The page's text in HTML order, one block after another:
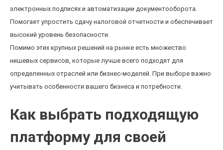
электронных подписях и автоматизации документооборота.
Помогает упростить сдачу налоговой отчетности и обеспечивает
высокий уровень безопасности.
Помимо этих крупных решений на рынке есть множество
нишевых сервисов, которые лучше всего подходят для
определенных отраслей или бизнес-моделей. При выборе важно
учитывать особенности вашего бизнеса и потребности.
Как выбрать подходящую
платформу для своей